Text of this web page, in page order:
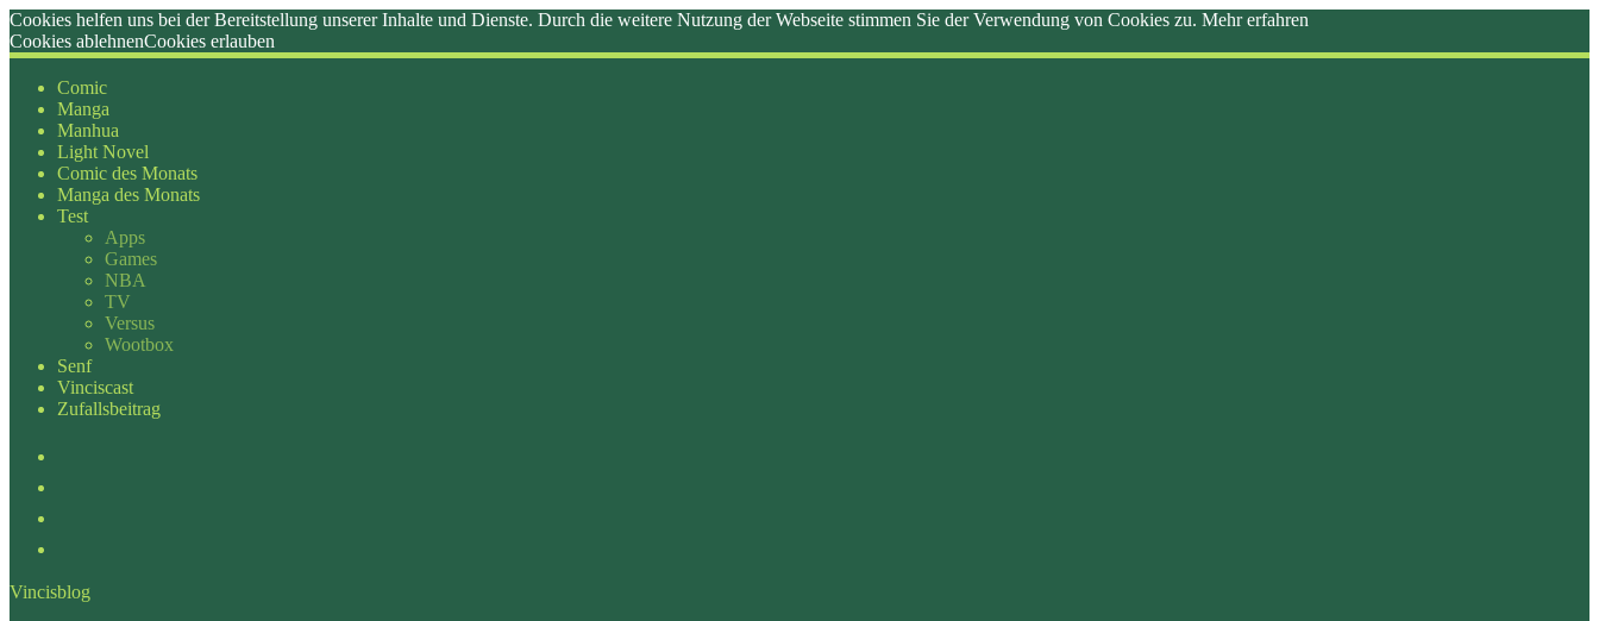
Cookies helfen uns bei der Bereitstellung unserer Inhalte und Dienste. Durch die weitere Nutzung der Webseite stimmen Sie der Verwendung von Cookies zu. Mehr erfahren
Cookies ablehnenCookies erlauben
Zum
Inhalt
springen
Comic
Manga
Manhua
Light Novel
Comic des Monats
Manga des Monats
Test
Apps
Games
NBA
TV
Versus
Wootbox
Senf
Vinciscast
Zufallsbeitrag
Vincisblog